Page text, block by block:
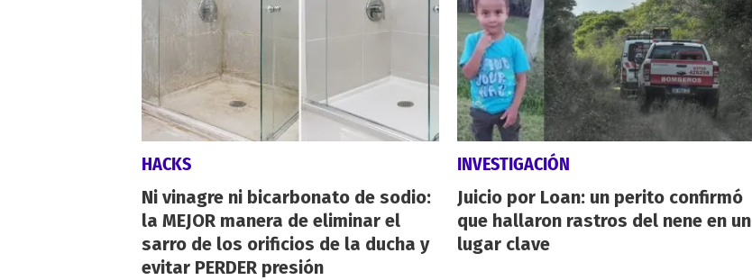
HACKS
Ni vinagre ni bicarbonato de sodio:
la MEJOR manera de eliminar el
sarro de los orificios de la ducha y
evitar PERDER presión
INVESTIGACIÓN
Juicio por Loan: un perito confirmó
que hallaron rastros del nene en un
lugar clave